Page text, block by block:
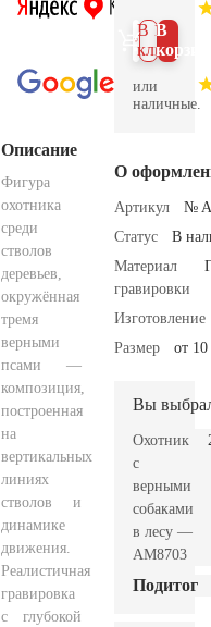
Описание
Фигура
охотника
среди
стволов
деревьев,
окружённая
тремя
верными
псами —
композиция,
построенная
на
вертикальных
линиях
стволов и
динамике
движения.
Реалистичная
гравировка
с глубокой
В
В 1
клик
или
наличные.
О
Артикул
№
Статус
В
Материал
гравировки
Изготовление
Размер
от
Вы
Охотник
с
верными
собаками
в лесу —
AM8703
Подитог